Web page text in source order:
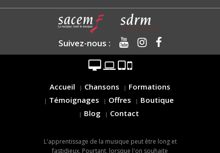
Suivez-nous :
Accueil Chansons
Formations
Témoignages
Offres
Boutique
Blog
Contact
L'apprentissage de la musique peut être long et
fastidieux. Pourtant, lorsque l'on souhaite